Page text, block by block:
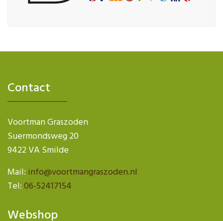
Contact
Voortman Graszoden
Suermondsweg 20
9422 VA Smilde
Mail: info@voortmangraszoden.nl
Tel:06-52417154
Webshop